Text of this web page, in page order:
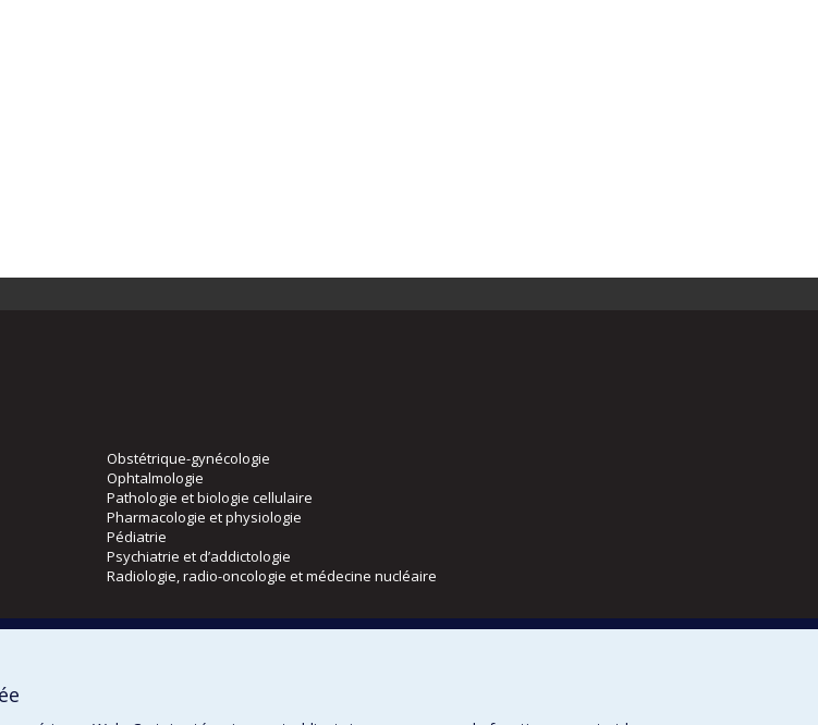
Obstétrique-gynécologie
Ophtalmologie
Pathologie et biologie cellulaire
Pharmacologie et physiologie
Pédiatrie
Psychiatrie et d’addictologie
Radiologie, radio-oncologie et médecine nucléaire